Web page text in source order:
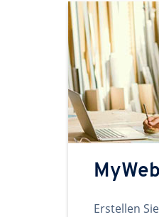
Erstellen